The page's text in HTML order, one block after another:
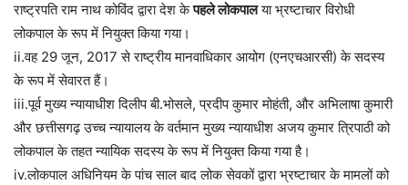
राष्ट्रपति राम नाथ कोविंद द्वारा देश केपहले लोकपालया भ्रष्टाचार विरोधी
लोकपाल के रूप में नियुक्त किया गया।
ii.वह 29 जून, 2017 से राष्ट्रीय मानवाधिकार आयोग (एनएचआरसी) के सदस्य
के रूप में सेवारत हैं।
iii.पूर्व मुख्य न्यायाधीश दिलीप बी.भोसले, प्रदीप कुमार मोहंती, और अभिलाषा कुमारी
और छत्तीसगढ़ उच्च न्यायालय के वर्तमान मुख्य न्यायाधीश अजय कुमार त्रिपाठी को
लोकपाल के तहत न्यायिक सदस्य के रूप में नियुक्त किया गया है।
iv.लोकपाल अधिनियम के पांच साल बाद लोक सेवकों द्वारा भ्रष्टाचार के मामलों को